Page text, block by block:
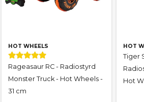
HOT WHEELS
Rageasaur RC - Radiostyrd
Monster Truck - Hot Wheels -
31 cm
HOT
Tiger
Hot